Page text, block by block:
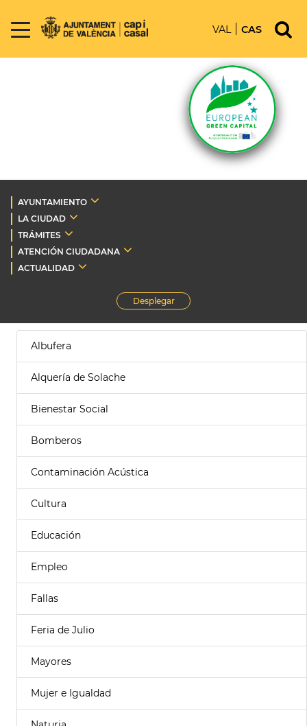
VAL CAS
AYUNTAMIENTO
LA CIUDAD
TRÁMITES
ATENCIÓN CIUDADANA
ACTUALIDAD
Desplegar
Albufera
Alquería de Solache
Bienestar Social
Bomberos
Contaminación Acústica
Cultura
Educación
Empleo
Fallas
Feria de Julio
Mayores
Mujer e Igualdad